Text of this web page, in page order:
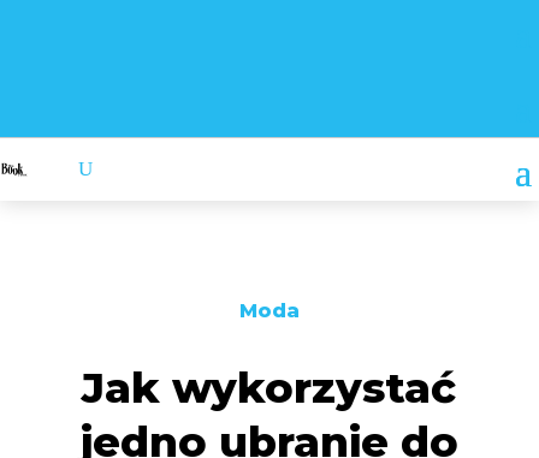
Moda
Jak wykorzystać
jedno ubranie do